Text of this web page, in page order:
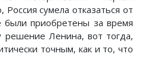
сумела отказаться от
были приобретены за время
Ленина, вот тогда,
точным, как и то, что